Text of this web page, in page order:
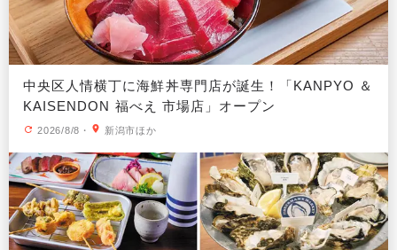
中央区人情横丁に海鮮丼専門店が誕生！「KANPYO ＆
KAISENDON 福べえ 市場店」オープン
2026/8/8 ・ 新潟市ほか